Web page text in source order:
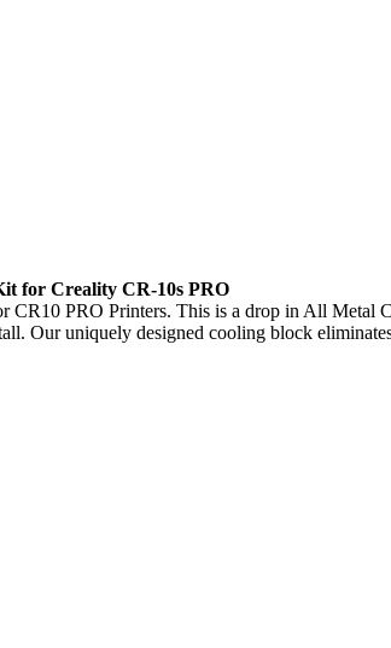
for Creality CR-10s PRO
PRO Printers. This is a drop in All Metal
Our uniquely designed cooling block